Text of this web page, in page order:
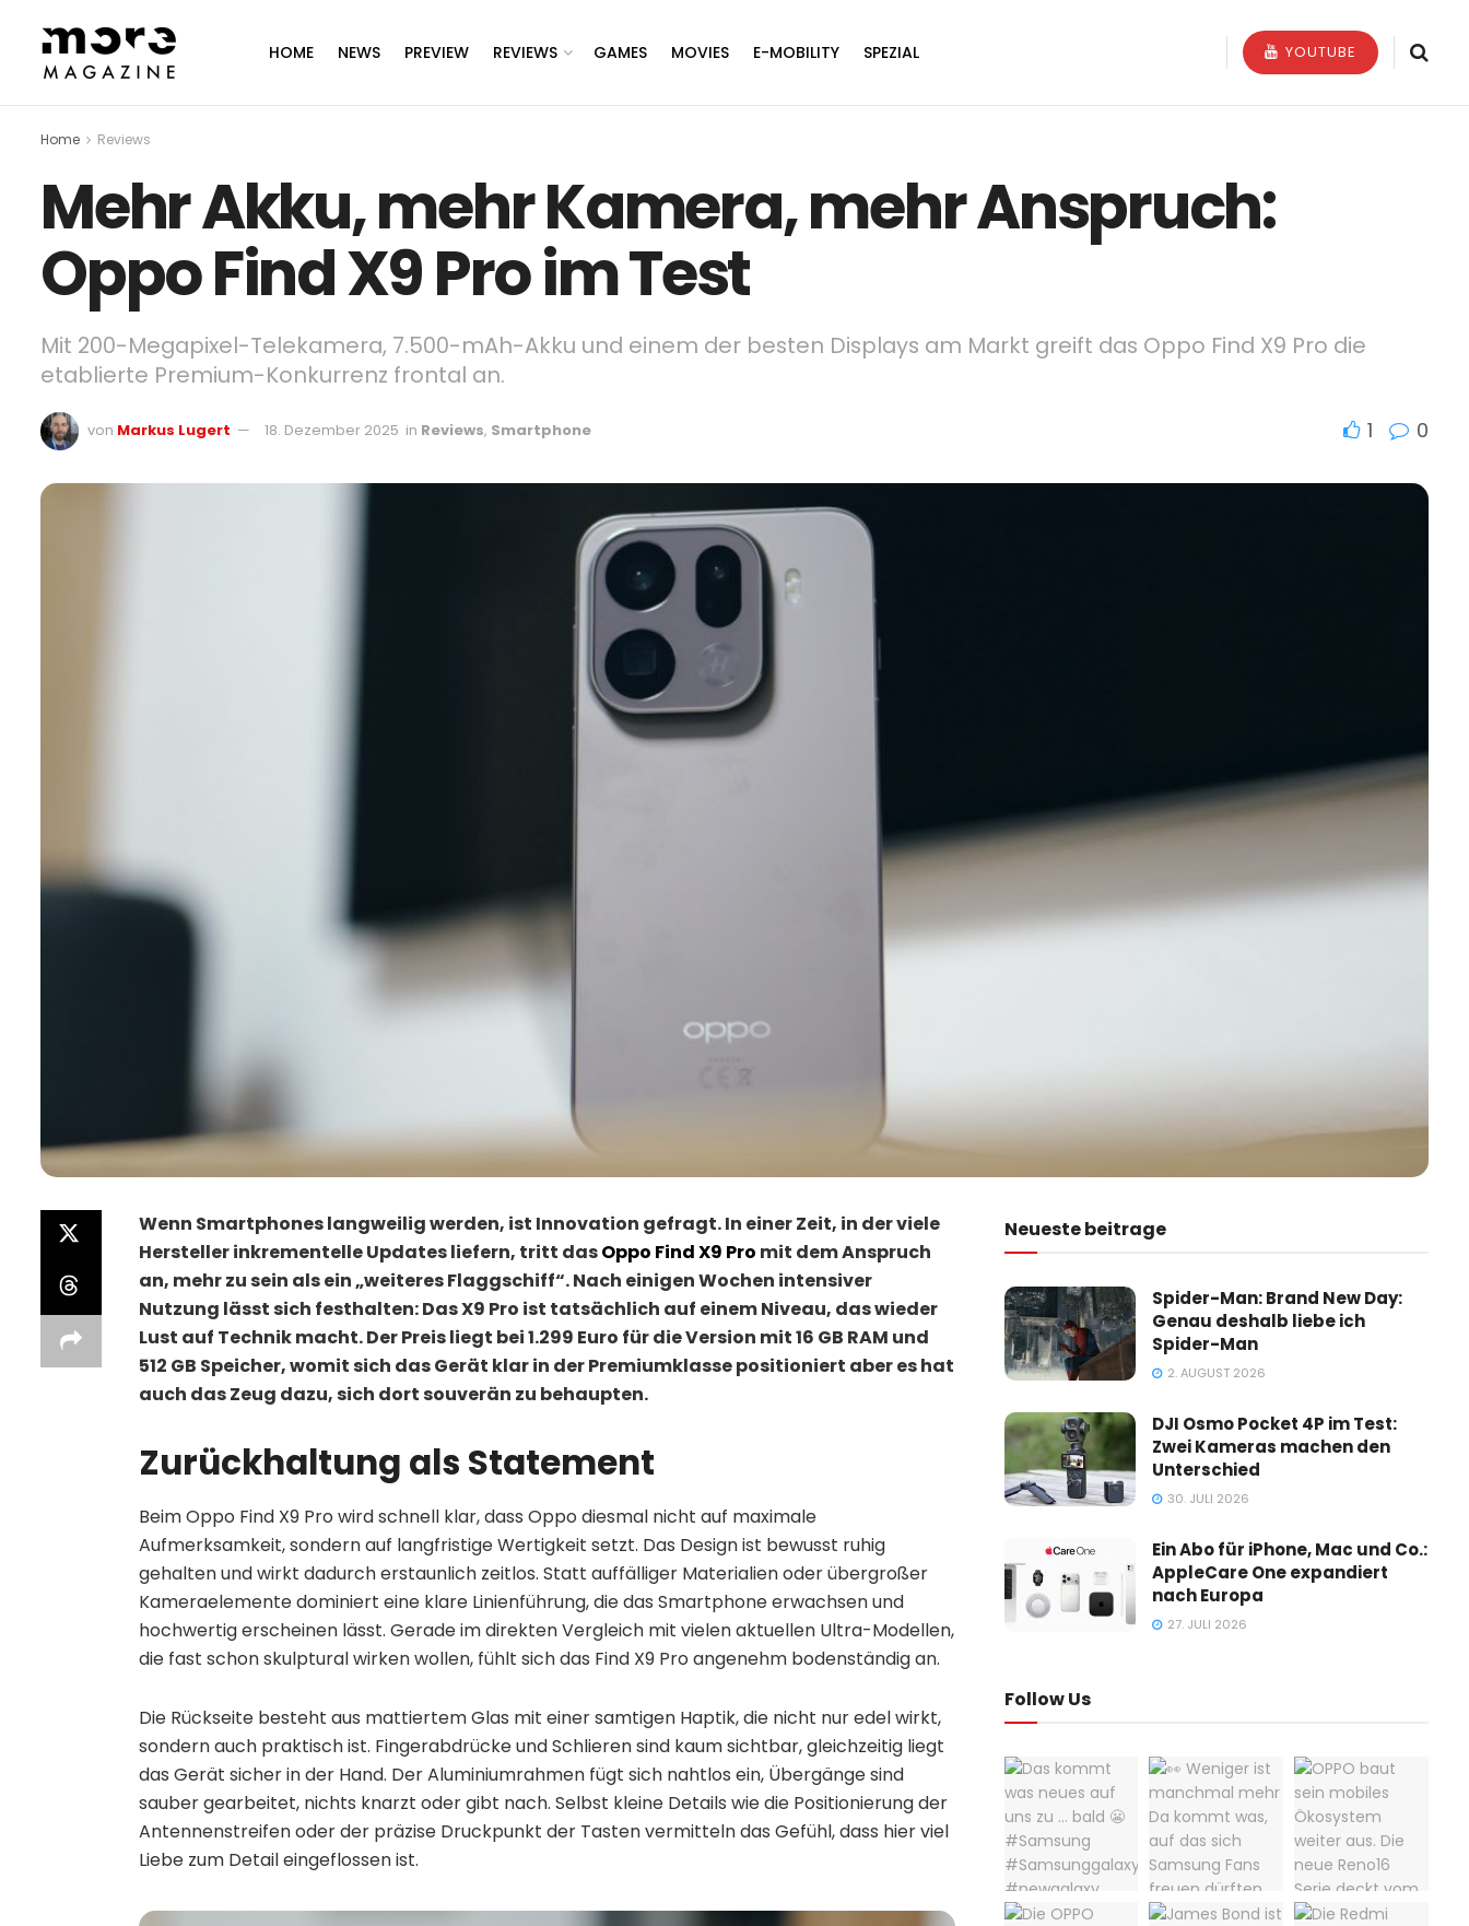
HOME NEWS PREVIEW REVIEWS GAMES MOVIES E-MOBILITY SPEZIAL YOUTUBE
Home Reviews
Mehr Akku, mehr Kamera, mehr Anspruch:
Oppo Find X9 Pro im Test
Mit 200-Megapixel-Telekamera, 7.500-mAh-Akku und einem der besten Displays am Markt greift das Oppo Find X9 Pro die
etablierte Premium-Konkurrenz frontal an.
von Markus Lugert 18. Dezember 2025 in Reviews, Smartphone 1 0
Wenn Smartphones langweilig werden, ist Innovation gefragt. In einer Zeit, in der viele
Hersteller inkrementelle Updates liefern, tritt dasOppo Find X9 Pro mit dem Anspruch
an, mehr zu sein als ein „weiteres Flaggschiff“. Nach einigen Wochen intensiver
Nutzung lässt sich festhalten: Das X9 Pro ist tatsächlich auf einem Niveau, das wieder
Lust auf Technik macht. Der Preis liegt bei 1.299 Euro für die Version mit 16 GB RAM und
512 GB Speicher, womit sich das Gerät klar in der Premiumklasse positioniert aber es hat
auch das Zeug dazu, sich dort souverän zu behaupten.
Zurückhaltung als Statement
Beim Oppo Find X9 Pro wird schnell klar, dass Oppo diesmal nicht auf maximale
Aufmerksamkeit, sondern auf langfristige Wertigkeit setzt. Das Design ist bewusst ruhig
gehalten und wirkt dadurch erstaunlich zeitlos. Statt auffälliger Materialien oder übergroßer
Kameraelemente dominiert eine klare Linienführung, die das Smartphone erwachsen und
hochwertig erscheinen lässt. Gerade im direkten Vergleich mit vielen aktuellen Ultra-Modellen,
die fast schon skulptural wirken wollen, fühlt sich das Find X9 Pro angenehm bodenständig an.
Die Rückseite besteht aus mattiertem Glas mit einer samtigen Haptik, die nicht nur edel wirkt,
sondern auch praktisch ist. Fingerabdrücke und Schlieren sind kaum sichtbar, gleichzeitig liegt
das Gerät sicher in der Hand. Der Aluminiumrahmen fügt sich nahtlos ein, Übergänge sind
sauber gearbeitet, nichts knarzt oder gibt nach. Selbst kleine Details wie die Positionierung der
Antennenstreifen oder der präzise Druckpunkt der Tasten vermitteln das Gefühl, dass hier viel
Liebe zum Detail eingeflossen ist.
Neueste beitrage
Spider-Man: Brand New Day:
Genau deshalb liebe ich
Spider-Man
2. AUGUST 2026
DJI Osmo Pocket 4P im Test:
Zwei Kameras machen den
Unterschied
30. JULI 2026
Ein Abo für iPhone, Mac und Co.:
AppleCare One expandiert
nach Europa
27. JULI 2026
Follow Us